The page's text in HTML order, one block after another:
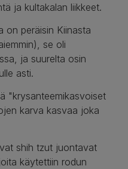
ja kultakalan liikkeet.
on peräisin Kiinasta
se oli
ja suurelta osin
asti.
"krysanteemikasvoiset
karva kasvaa joka
shih tzut juontavat
käytettiin rodun